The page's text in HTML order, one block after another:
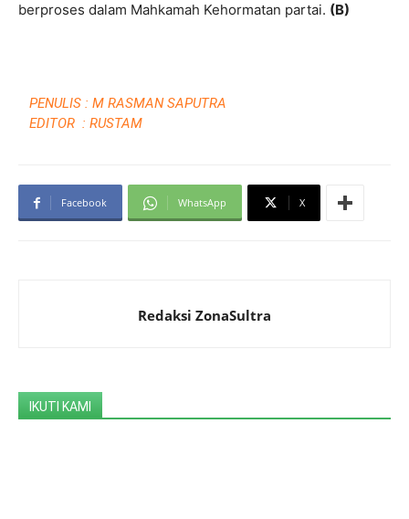
berproses dalam Mahkamah Kehormatan partai. (B)
PENULIS : M RASMAN SAPUTRA
EDITOR : RUSTAM
Facebook WhatsApp X
Redaksi ZonaSultra
IKUTI KAMI